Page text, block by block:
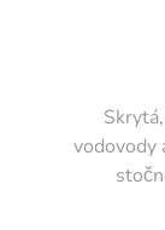
vodovody